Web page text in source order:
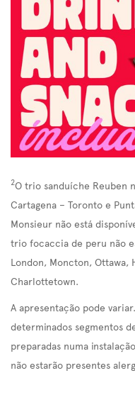
2O trio sanduíche Reuben
Cartagena – Toronto e
Monsieur não está
trio focaccia de peru não
London, Moncton, Ottawa,
Charlottetown.
A apresentação pode
determinados segmentos
preparadas numa
não estarão presentes